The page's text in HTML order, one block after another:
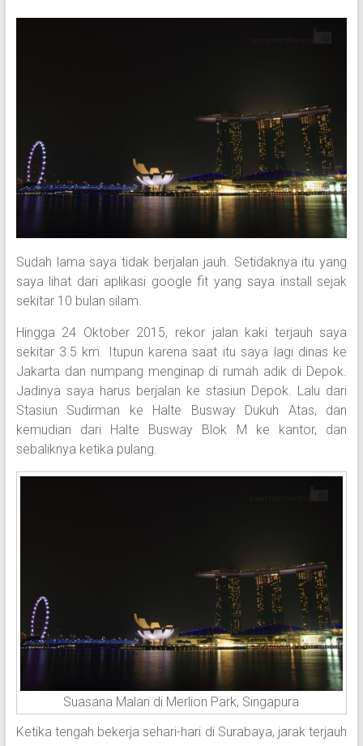
Sudah lama saya tidak berjalan jauh. Setidaknya itu yang
saya lihat dari aplikasi google fit yang saya install sejak
sekitar 10 bulan silam.
Hingga 24 Oktober 2015, rekor jalan kaki terjauh saya
sekitar 3.5 km. Itupun karena saat itu saya lagi dinas ke
Jakarta dan numpang menginap di rumah adik di Depok.
Jadinya saya harus berjalan ke stasiun Depok. Lalu dari
Stasiun Sudirman ke Halte Busway Dukuh Atas, dan
kemudian dari Halte Busway Blok M ke kantor, dan
sebaliknya ketika pulang.
Suasana Malan di Merlion Park, Singapura
Ketika tengah bekerja sehari-hari di Surabaya, jarak terjauh